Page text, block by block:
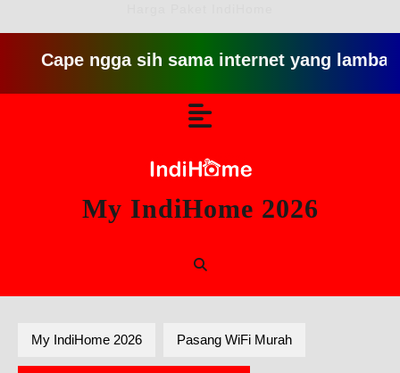
ngga sih sama internet yang lambat gitu
My IndiHome 2026
My IndiHome 2026 Pasang WiFi Murah